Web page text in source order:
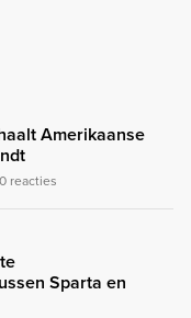
Amerikaanse
reacties
Sparta en